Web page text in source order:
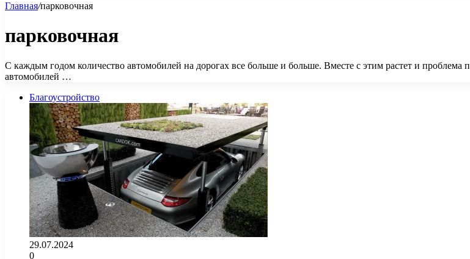
Главная/парковочная
парковочная
С каждым годом количество автомобилей на дорогах все больше и больше. Вместе с этим растет и проблема
автомобилей …
Благоустройство
29.07.2024
0